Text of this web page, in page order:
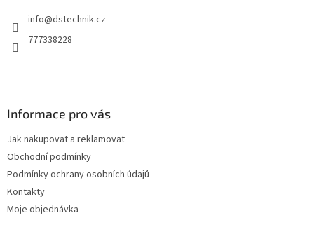
info@dstechnik.cz
777338228
Informace pro vás
Jak nakupovat a reklamovat
Obchodní podmínky
Podmínky ochrany osobních údajů
Kontakty
Moje objednávka